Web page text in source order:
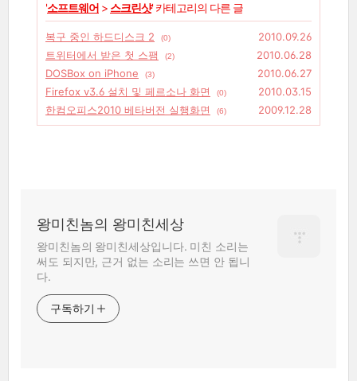
'소프트웨어 > 스크린샷' 카테고리의 다른 글
복구 중인 하드디스크 2 (0)
2010.09.26
트위터에서 받은 첫 스팸
(2)
2010.06.28
DOSBox on iPhone
(3)
2010.06.27
Firefox v3.6 설치 및 페르소나 화면
(0)
2010.03.15
한컴오피스2010 베타버전 실행화면
(6) 2009.12.28
왕미친놈의 왕미친세상
왕미친놈의 왕미친세상입니다. 미친 소리는
써도 되지만, 근거 없는 소리는 쓰면 안 됩니
다.
구독하기